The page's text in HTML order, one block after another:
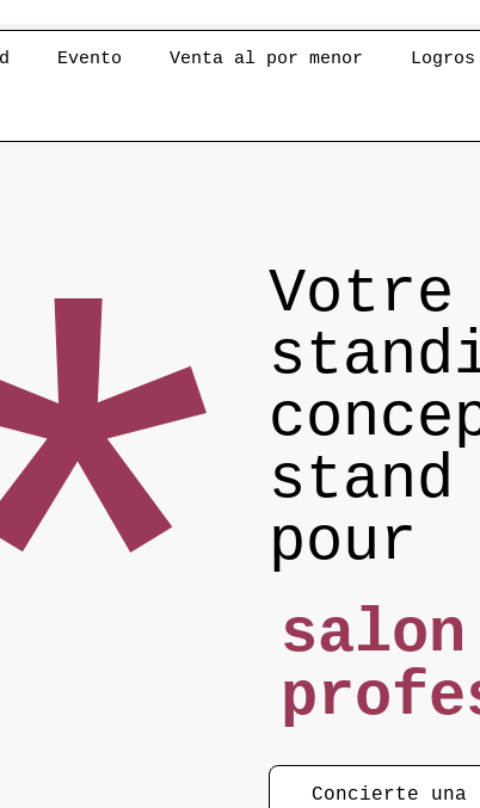
Evento Venta al por menor Logros
Votre
stand
pour
salon
Concierte